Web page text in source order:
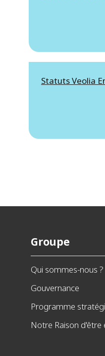
Statuts Veolia
Groupe
Qui sommes-nous ?
Gouvernance
Programme
Notre Raison